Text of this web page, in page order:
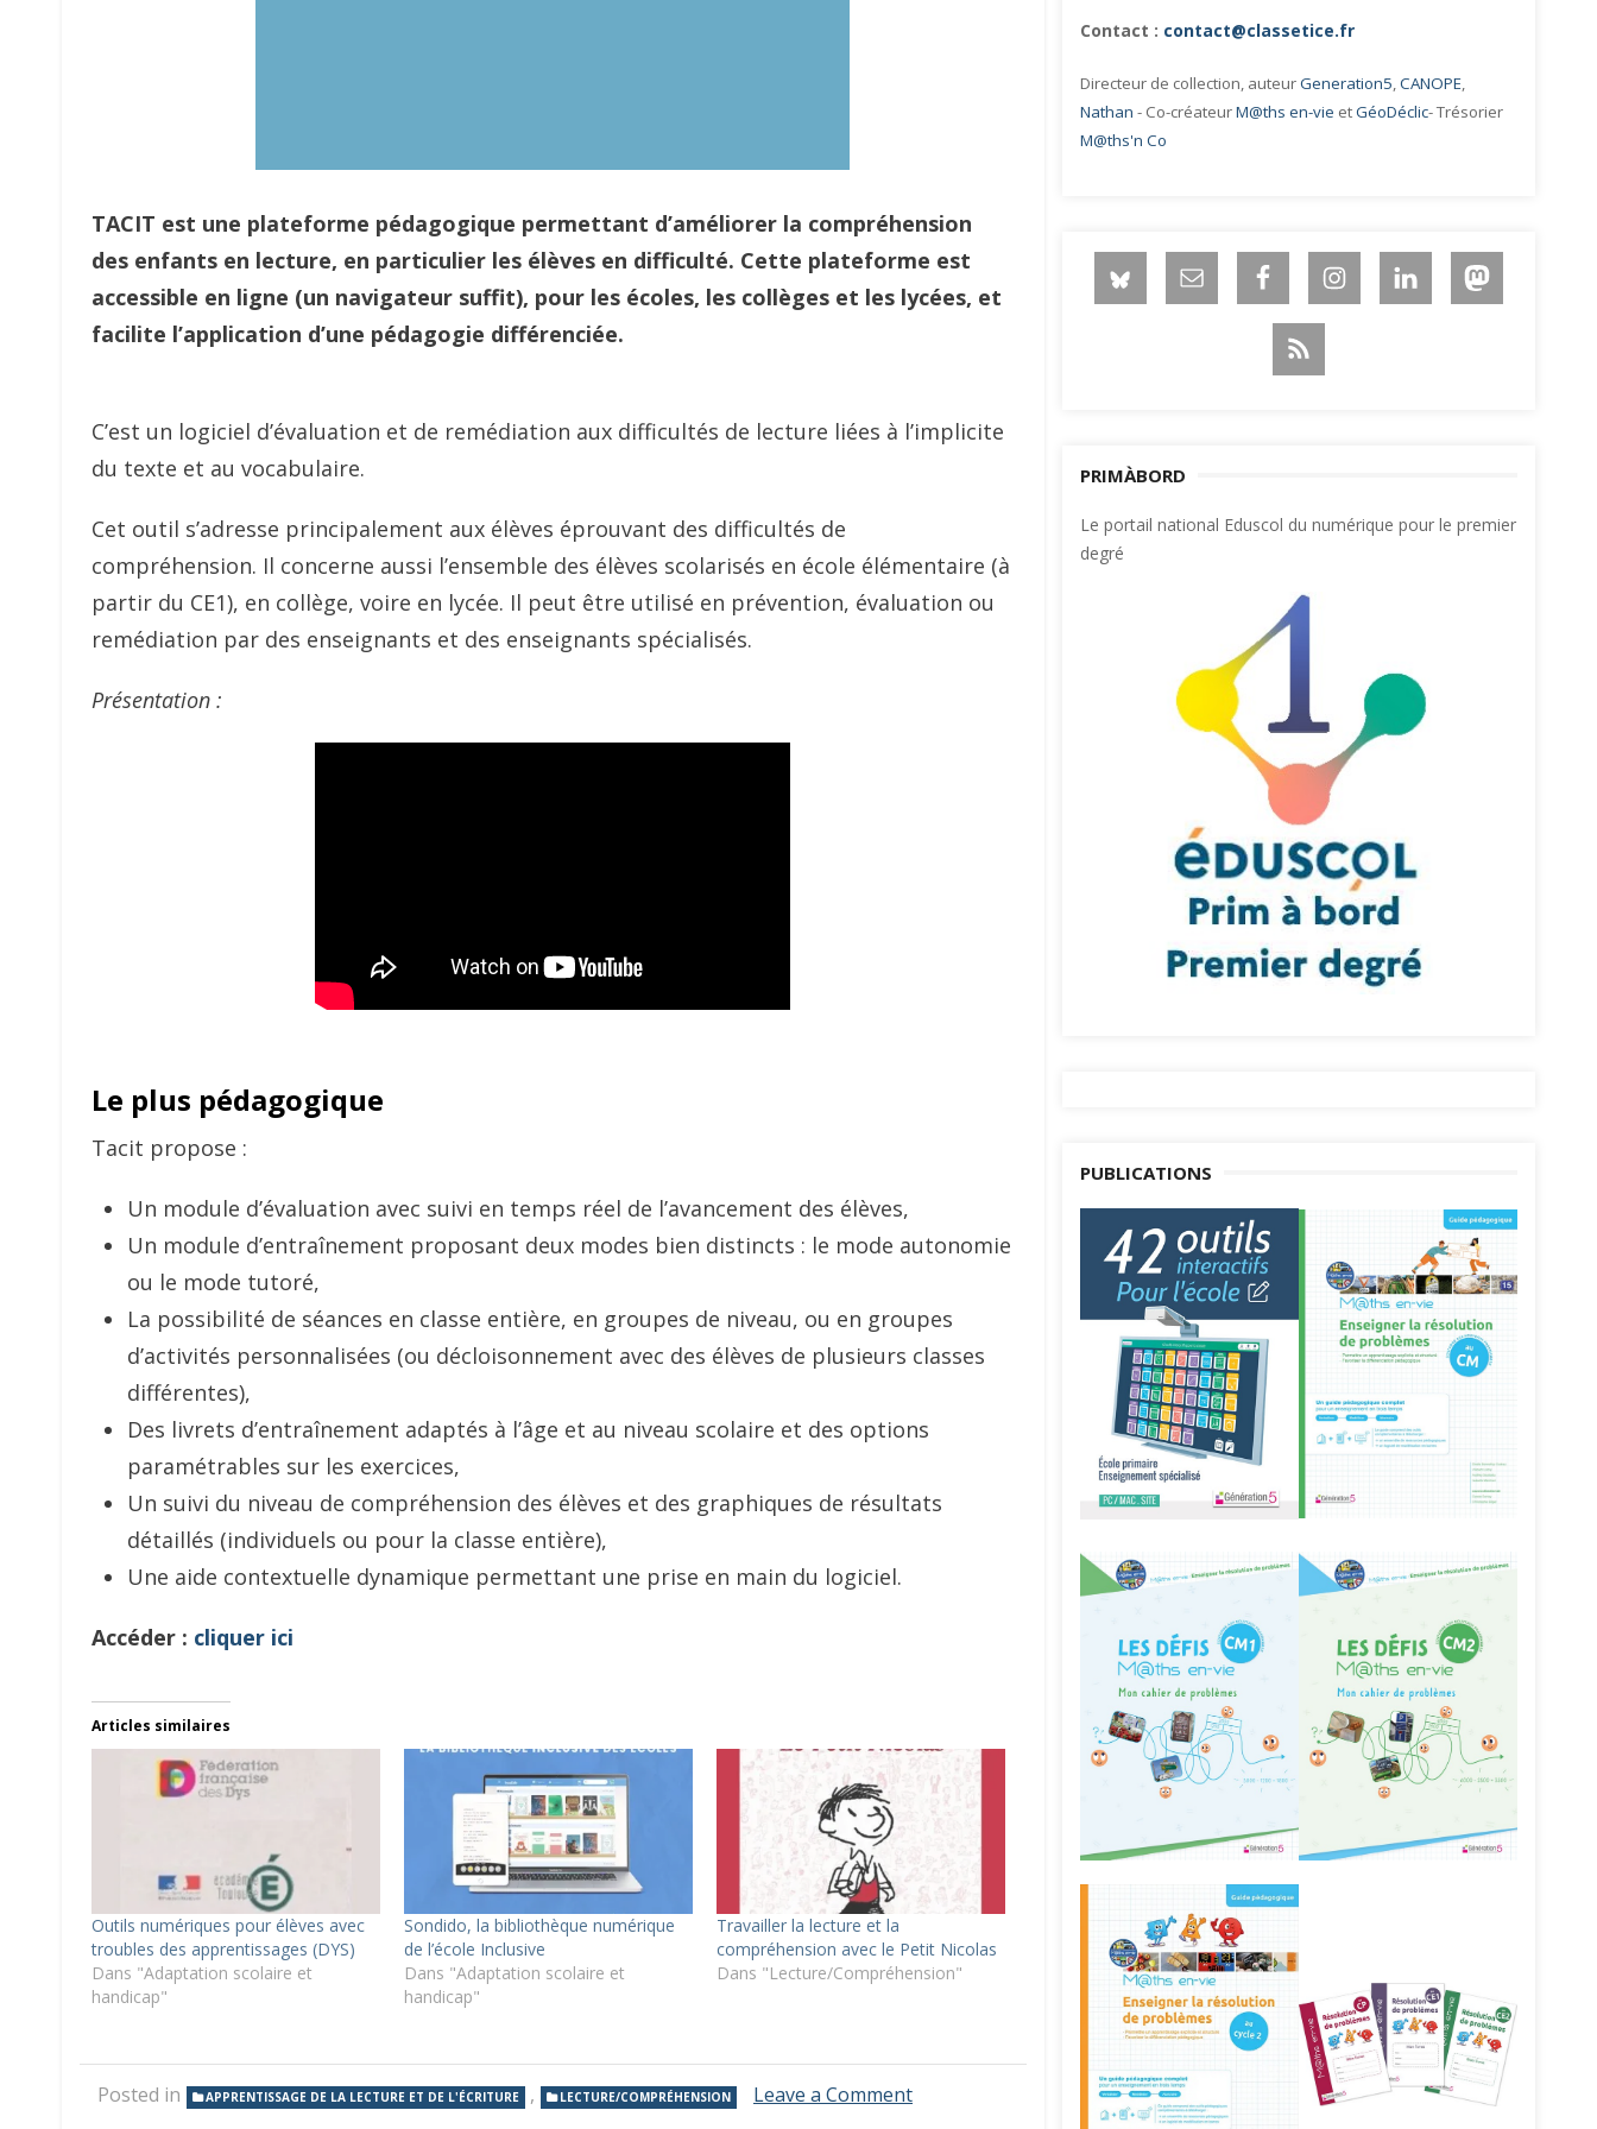
TACIT est une plateforme pédagogique permettant d’améliorer la compréhension
des enfants en lecture, en particulier les élèves en difficulté. Cette plateforme est
accessible en ligne (un navigateur suffit), pour les écoles, les collèges et les lycées, et
facilite l’application d’une pédagogie différenciée.
C’est un logiciel d’évaluation et de remédiation aux difficultés de lecture liées à l’implicite
du texte et au vocabulaire.
Cet outil s’adresse principalement aux élèves éprouvant des difficultés de
compréhension. Il concerne aussi l’ensemble des élèves scolarisés en école élémentaire (à
partir du CE1), en collège, voire en lycée. Il peut être utilisé en prévention, évaluation ou
remédiation par des enseignants et des enseignants spécialisés.
Présentation :
Le plus pédagogique
Tacit propose :
Un module d’évaluation avec suivi en temps réel de l’avancement des élèves,
Un module d’entraînement proposant deux modes bien distincts : le mode autonomie
ou le mode tutoré,
La possibilité de séances en classe entière, en groupes de niveau, ou en groupes
d’activités personnalisées (ou décloisonnement avec des élèves de plusieurs classes
différentes),
Des livrets d’entraînement adaptés à l’âge et au niveau scolaire et des options
paramétrables sur les exercices,
Un suivi du niveau de compréhension des élèves et des graphiques de résultats
détaillés (individuels ou pour la classe entière),
Une aide contextuelle dynamique permettant une prise en main du logiciel.
Accéder : cliquer ici
Articles similaires
Outils numériques pour élèves avec
troubles des apprentissages (DYS)
Dans "Adaptation scolaire et
handicap"
Sondido, la bibliothèque numérique
de l’école Inclusive
Dans "Adaptation scolaire et
handicap"
Travailler la lecture et la
compréhension avec le Petit Nicolas
Dans "Lecture/Compréhension"
Posted in APPRENTISSAGE DE LA LECTURE ET DE L'ÉCRITURE , LECTURE/COMPRÉHENSION Leave a Commenton
Contact : contact@classetice.fr
Directeur de collection, auteurGeneration5,CANOPE,
Nathan - Co-créateurM@ths en-vie etGéoDéclic- Trésorier
M@ths'n Co
PRIMÀBORD
Le portail national Eduscol du numérique pour le premier
degré
PUBLICATIONS